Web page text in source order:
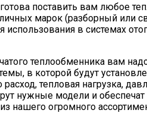
поставить вам любое
марок (разборный или
использования в системах
теплообменника вам
в которой будут
расход, тепловая нагрузка,
нужные модели и
нашего огромного